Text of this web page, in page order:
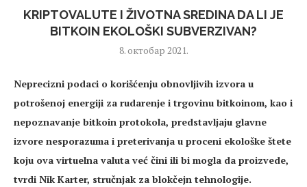
KRIPTOVALUTE I ŽIVOTNA SREDINA DA LI JE
BITKOIN EKOLOŠKI SUBVERZIVAN?
8. октобар 2021.
Neprecizni podaci o korišćenju obnovljivih izvora u
potrošenoj energiji za rudarenje i trgovinu bitkoinom, kao i
nepoznavanje bitkoin protokola, predstavljaju glavne
izvore nesporazuma i preterivanja u proceni ekološke štete
koju ova virtuelna valuta već čini ili bi mogla da proizvede,
tvrdi Nik Karter, stručnjak za blokčejn tehnologije.